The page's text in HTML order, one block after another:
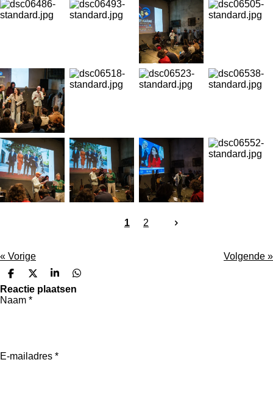
1 2
« Vorige Volgende »
D
e
l
e
D
e
e
S
h
D
e
Reactie plaatsen
Naam *
E-mailadres *